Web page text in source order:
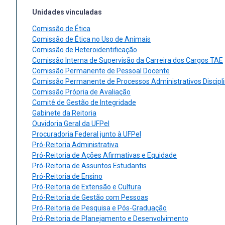
Unidades vinculadas
Comissão de Ética
Comissão de Ética no Uso de Animais
Comissão de Heteroidentificação
Comissão Interna de Supervisão da Carreira dos Cargos TAE
Comissão Permanente de Pessoal Docente
Comissão Permanente de Processos Administrativos
Comissão Própria de Avaliação
Comitê de Gestão de Integridade
Gabinete da Reitoria
Ouvidoria Geral da UFPel
Procuradoria Federal junto à UFPel
Pró-Reitoria Administrativa
Pró-Reitoria de Ações Afirmativas e Equidade
Pró-Reitoria de Assuntos Estudantis
Pró-Reitoria de Ensino
Pró-Reitoria de Extensão e Cultura
Pró-Reitoria de Gestão com Pessoas
Pró-Reitoria de Pesquisa e Pós-Graduação
Pró-Reitoria de Planejamento e Desenvolvimento